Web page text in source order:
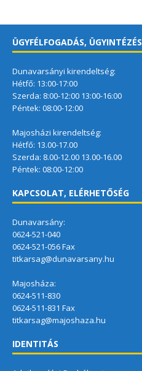
ÜGYFÉLFOGADÁS, ÜGYINTÉZÉS
Dunavarsányi kirendeltség:
Hétfő: 13:00-17:00
Szerda: 8:00-12:00 13:00-16:00
Péntek: 08:00-12:00
Majosházi kirendeltség:
Hétfő: 13.00-17.00
Szerda: 8.00-12.00 13.00-16.00
Péntek: 08:00-12:00
KAPCSOLAT, ELÉRHETŐSÉG
Dunavarsány:
0624-521-040
0624-521-056 Fax
titkarsag@dunavarsany.hu
Majosháza:
0624-511-830
0624-511-831 Fax
titkarsag@majoshaza.hu
IDENTITÁS